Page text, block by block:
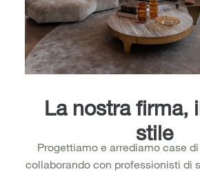
La nostra firma,
stile
Progettiamo e arrediamo case
collaborando con professionisti di